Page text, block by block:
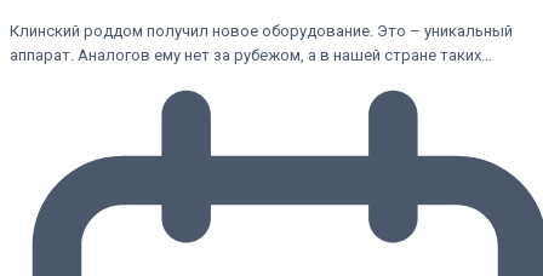
Клинский роддом получил новое оборудование. Это – уникальный
аппарат. Аналогов ему нет за рубежом, а в нашей стране таких…